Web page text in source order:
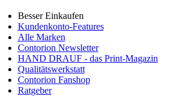
Besser Einkaufen
Kundenkonto-Features
Alle Marken
Contorion Newsletter
HAND DRAUF - das Print-Magazin
Qualitätswerkstatt
Contorion Fanshop
Ratgeber